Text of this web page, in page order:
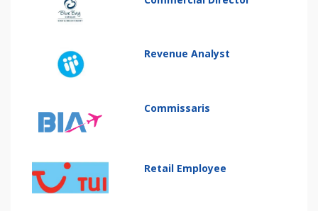
Revenue Analyst
Commissaris
Retail Employee